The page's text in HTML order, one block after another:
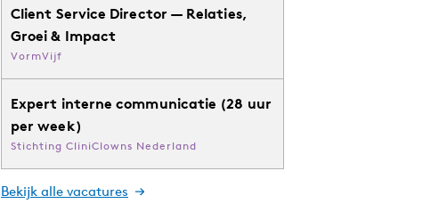
Client Service Director — Relaties,
Groei & Impact
VormVijf
Expert interne communicatie (28 uur
per week)
Stichting CliniClowns Nederland
Bekijk alle vacatures